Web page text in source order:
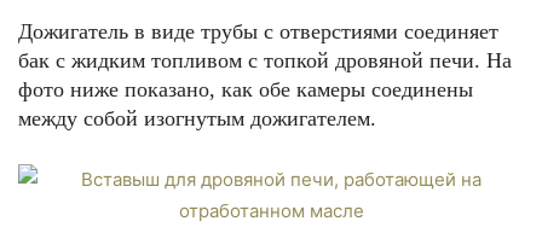
Дожигатель в виде трубы с отверстиями соединяет
бак с жидким топливом с топкой дровяной печи. На
фото ниже показано, как обе камеры соединены
между собой изогнутым дожигателем.